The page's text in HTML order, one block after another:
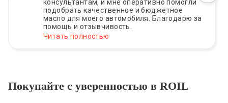
консультантам, и мне оперативно помогли
подобрать качественное и бюджетное
масло для моего автомобиля. Благодарю за
помощь и отзывчивость.
Читать полностью
Покупайте с уверенностью в ROIL